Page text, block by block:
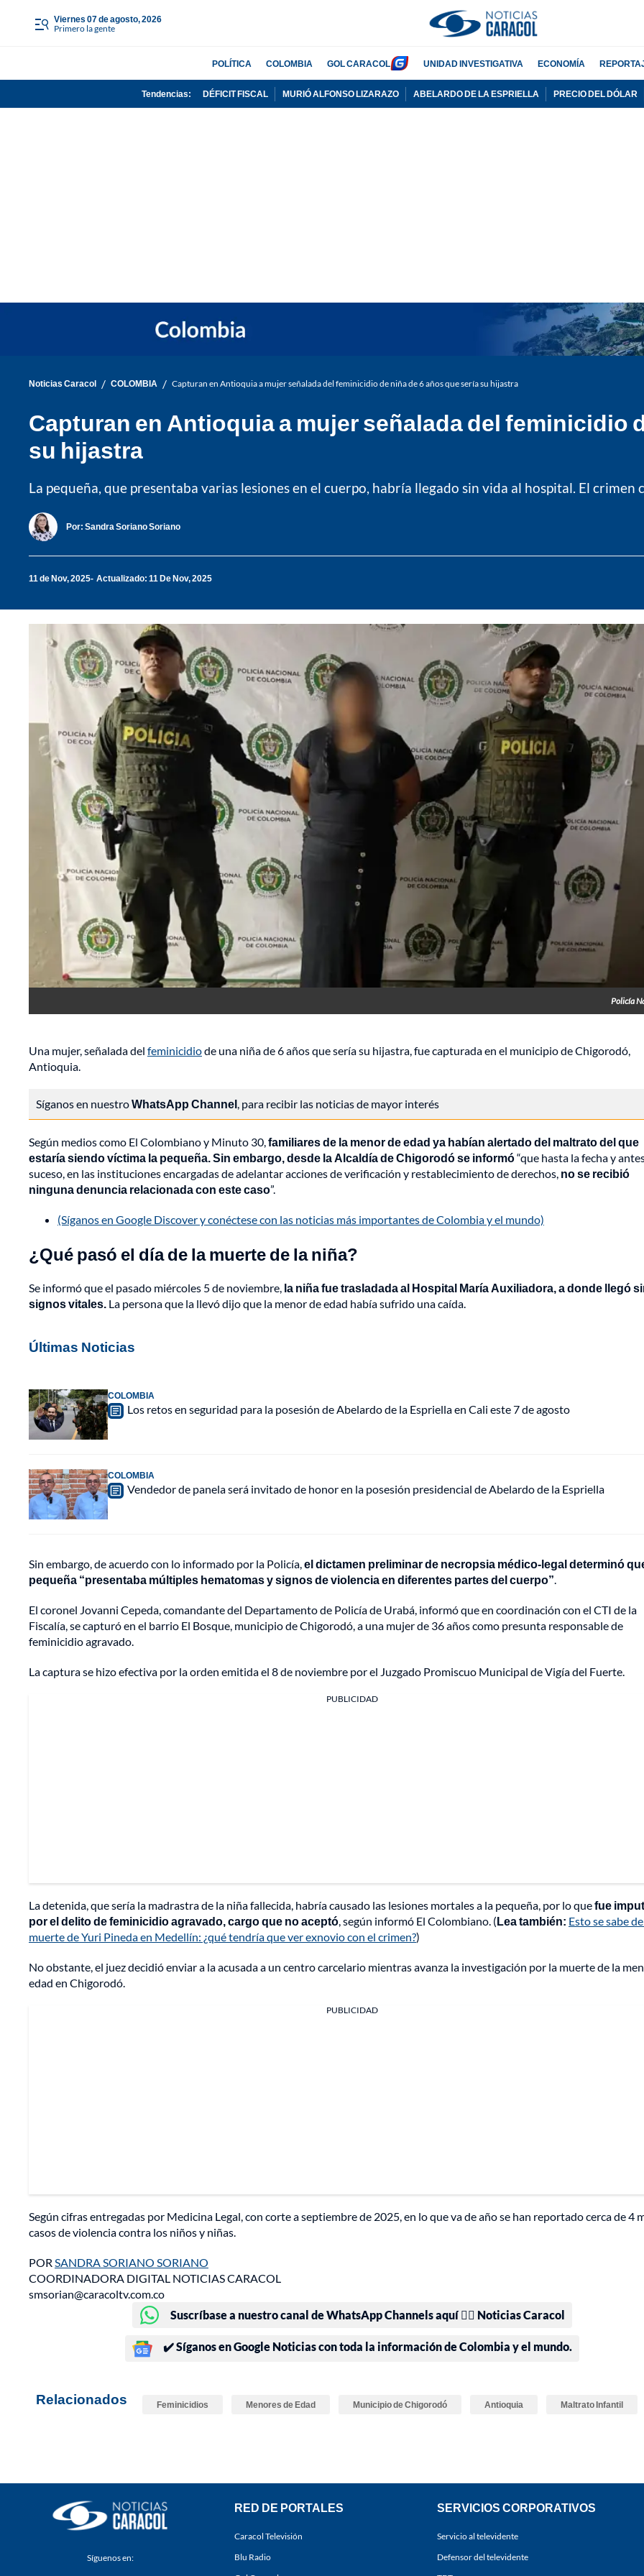
viernes 07 de agosto, 2026
Primero la gente
POLÍTICA COLOMBIA GOL CARACOL UNIDAD INVESTIGATIVA ECONOMÍA
Tendencias: DÉFICIT FISCAL MURIÓ ALFONSO LIZARAZO ABELARDO DE LA ESPRIELLA PRECIO DEL DÓLAR
Noticias Caracol / COLOMBIA / Capturan en Antioquia a mujer señalada del feminicidio de niña de 6 años que sería su hijastra
Capturan en Antioquia a mujer señalada del feminicidio
su hijastra
La pequeña, que presentaba varias lesiones en el cuerpo, habría llegado sin vida al hospital. El
Por: Sandra Soriano Soriano
11 de Nov, 2025 Actualizado: 11 De Nov, 2025
Policía
Una mujer, señalada del feminicidiode una niña de 6 años que sería su hijastra, fue capturada en el municipio de Chigorodó,
Antioquia.
Síganos en nuestroWhatsApp Channel, para recibir las noticias de mayor interés
Según medios como El Colombiano y Minuto 30,familiares de la menor de edad ya habían alertado del maltrato del que
estaría siendo víctima la pequeña. Sin embargo, desde la Alcaldía de Chigorodó se informó“que hasta la fecha y
suceso, en las instituciones encargadas de adelantar acciones de verificación y restablecimiento de derechos, no se recibió
ninguna denuncia relacionada con este caso”.
(Síganos en Google Discover y conéctese con las noticias más importantes de Colombia y el mundo)
¿Qué pasó el día de la muerte de la niña?
Se informó que el pasado miércoles 5 de noviembre, la niña fue trasladada al Hospital María Auxiliadora, a donde llegó
signos vitales. La persona que la llevó dijo que la menor de edad había sufrido una caída.
Últimas Noticias
COLOMBIA
Los retos en seguridad para la posesión de Abelardo de la Espriella en Cali este 7 de agosto
COLOMBIA
Vendedor de panela será invitado de honor en la posesión presidencial de Abelardo de la Espriella
Sin embargo, de acuerdo con lo informado por la Policía,el dictamen preliminar de necropsia médico-legal determinó
pequeña “presentaba múltiples hematomas y signos de violencia en diferentes partes del cuerpo”.
El coronel Jovanni Cepeda, comandante del Departamento de Policía de Urabá, informó que en coordinación con el CTI de la
Fiscalía, se capturó en el barrio El Bosque, municipio de Chigorodó, a una mujer de 36 años como presunta responsable de
feminicidio agravado.
La captura se hizo efectiva por la orden emitida el 8 de noviembre por el Juzgado Promiscuo Municipal de Vigía del Fuerte.
PUBLICIDAD
La detenida, que sería la madrastra de la niña fallecida, habría causado las lesiones mortales a la pequeña, por lo quefue
por el delito de feminicidio agravado, cargo que no aceptó, según informó El Colombiano. (Lea también: Esto se sabe
muerte de Yuri Pineda en Medellín: ¿qué tendría que ver exnovio con el crimen?)
No obstante, el juez decidió enviar a la acusada a un centro carcelario mientras avanza la investigación por la muerte de la
edad en Chigorodó.
PUBLICIDAD
Según cifras entregadas por Medicina Legal, con corte a septiembre de 2025, en lo que va de año se han reportado cerca de 4
casos de violencia contra los niños y niñas.
POR SANDRA SORIANO SORIANO
COORDINADORA DIGITAL NOTICIAS CARACOL
smsorian@caracoltv.com.co
Suscríbase a nuestro canal de WhatsApp Channels aquí 👉🏻 Noticias Caracol
✔️ Síganos en Google Noticias con toda la información de Colombia y el mundo.
Relacionados Feminicidios Menores de Edad Municipio de Chigorodó Antioquia Maltrato Infantil
Síguenos en:
RED DE PORTALES
Caracol Televisión
Blu Radio
SERVICIOS CORPORATIVOS
Servicio al televidente
Defensor del televidente